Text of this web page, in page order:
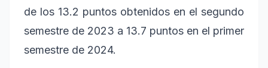
de los 13.2 puntos obtenidos en el segundo
semestre de 2023 a 13.7 puntos en el primer
semestre de 2024.